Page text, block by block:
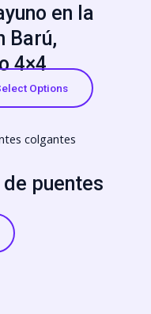
en la
Barú,
4×4
Options
multiple
may
the
de puentes